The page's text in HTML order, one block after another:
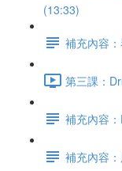
(13:33)
補充內容
第三課：
補充內容
補充內容